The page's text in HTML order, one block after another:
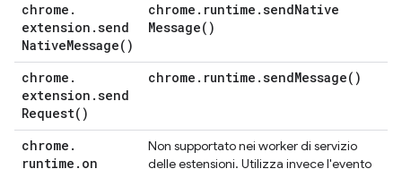
chrome .
extension .send
NativeMessage( )
chrome . runtime .sendNative
Message( )
chrome .
extension .send
Request( )
chrome . runtime .sendMessage( )
chrome .
runtime . on
Non supportato nei worker di servizio
delle estensioni. Utilizza invece l'evento